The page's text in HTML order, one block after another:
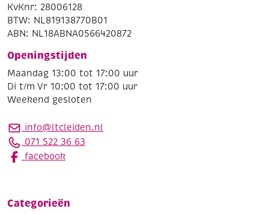
KvKnr: 28006128
BTW: NL819138770B01
ABN: NL18ABNA0566420872
Openingstijden
Maandag 13:00 tot 17:00 uur
Di t/m Vr 10:00 tot 17:00 uur
Weekend gesloten
info@ltcleiden.nl
071 522 36 63
facebook
Categorieën